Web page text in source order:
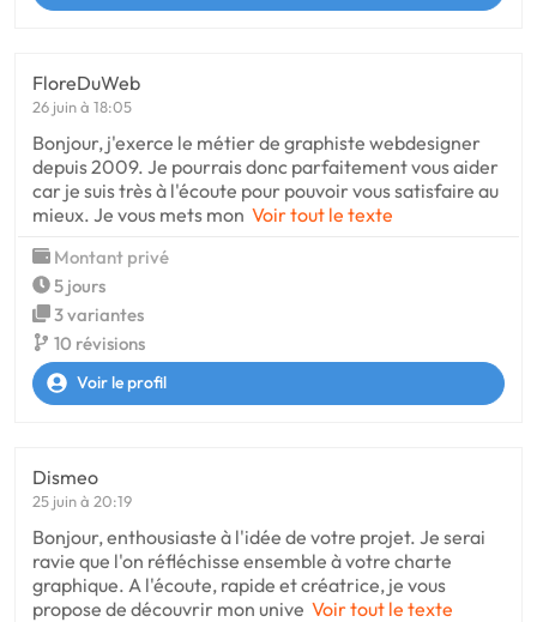
FloreDuWeb
26 juin à 18:05
Bonjour, j'exerce le métier de graphiste webdesigner
depuis 2009. Je pourrais donc parfaitement vous aider
car je suis très à l'écoute pour pouvoir vous satisfaire au
mieux. Je vous mets mon Voir tout le texte
Montant privé
5 jours
3 variantes
10 révisions
Voir le profil
Dismeo
25 juin à 20:19
Bonjour, enthousiaste à l'idée de votre projet. Je serai
ravie que l'on réfléchisse ensemble à votre charte
graphique. A l'écoute, rapide et créatrice, je vous
propose de découvrir mon unive Voir tout le texte